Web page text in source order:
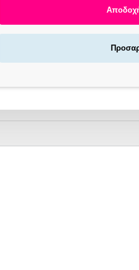
Αγοράζεις τώρα πληρώνεις αργότερα σε